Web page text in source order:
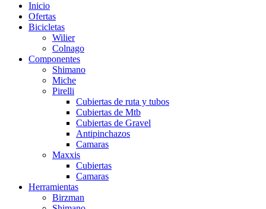
Inicio
Ofertas
Bicicletas
Wilier
Colnago
Componentes
Shimano
Miche
Pirelli
Cubiertas de ruta y tubos
Cubiertas de Mtb
Cubiertas de Gravel
Antipinchazos
Camaras
Maxxis
Cubiertas
Camaras
Herramientas
Birzman